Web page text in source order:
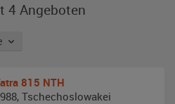
4 Angeboten
815 NTH
, Tschechoslowakei